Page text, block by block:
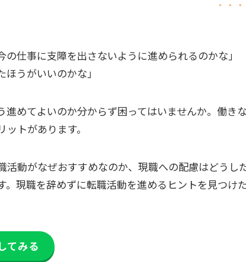
の仕事に支障を出さないように進められるのかな」
ほうがいいのかな」
めてよいのか分からず困ってはいませんか。働き
トがあります。
活動がなぜおすすめなのか、現職への配慮はどうし
。現職を辞めずに転職活動を進めるヒントを見つけ
てみる